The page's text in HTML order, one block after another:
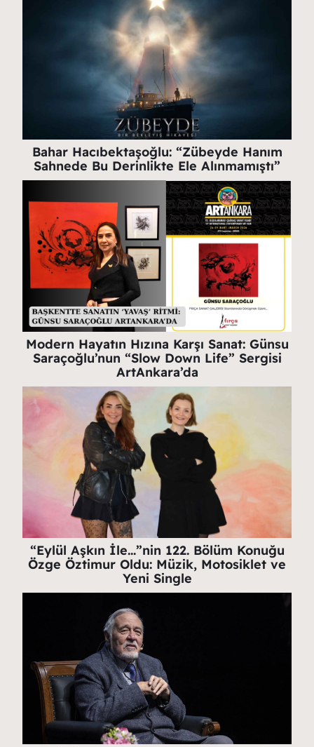
Bahar Hacıbektaşoğlu: “Zübeyde Hanım
Sahnede Bu Derinlikte Ele Alınmamıştı”
Modern Hayatın Hızına Karşı Sanat: Günsu
Saraçoğlu’nun “Slow Down Life” Sergisi
ArtAnkara’da
“Eylül Aşkın İle…”nin 122. Bölüm Konuğu
Özge Öztimur Oldu: Müzik, Motosiklet ve
Yeni Single